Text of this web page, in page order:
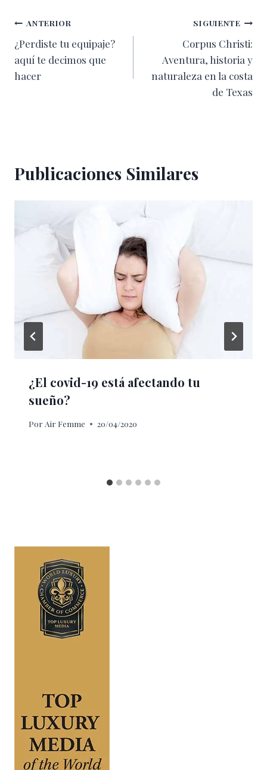
Navegación
de
entradas
ANTERIOR
¿Perdiste tu equipaje?
aquí te decimos que
hacer
SIGUIENTE
Corpus Christi:
Aventura, historia y
naturaleza en la costa
de Texas
Publicaciones Similares
¿El covid-19 está afectando tu
sueño?
Por Air Femme 20/04/2020